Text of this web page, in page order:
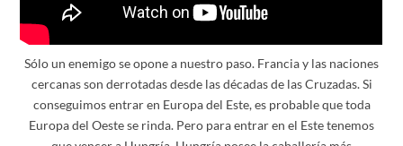
Sólo un enemigo se opone a nuestro paso. Francia y las naciones
cercanas son derrotadas desde las décadas de las Cruzadas. Si
conseguimos entrar en Europa del Este, es probable que toda
Europa del Oeste se rinda. Pero para entrar en el Este tenemos